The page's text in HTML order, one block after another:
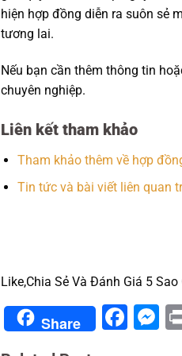
hiện hợp đồng diễn ra suôn sẻ
tương lai.
Nếu bạn cần thêm thông tin
chuyên nghiệp.
Liên kết tham khảo
Tham khảo thêm về hợp
Tin tức và bài viết liên quan
Like,Chia Sẻ Và Đánh Giá 5
Share